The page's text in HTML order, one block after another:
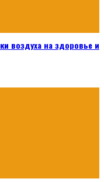
воздуха на здоровье и